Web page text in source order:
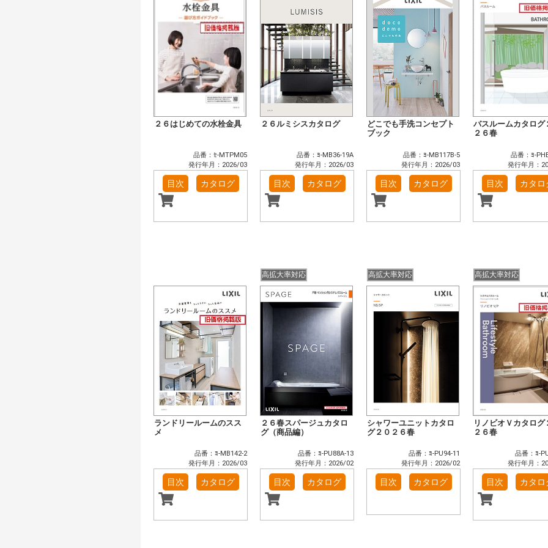
２６はじめての水栓金具
品番：ｾ-MTPM05
発行年月：2026/03
目次 カタログ
２６ルミシスカタログ
品番：ﾖ-MB36-19A
発行年月：2026/03
目次 カタログ
どこでも手洗コンセプト
ブック
品番：ﾖ-MB117B-5
発行年月：2026/03
目次 カタログ
バスルームカタログ
２６春
品番：ﾖ-
発行年月：
目次 カタロ
ランドリールームのスス
メ
品番：ﾖ-MB142-2
発行年月：2026/03
目次 カタログ
高拡大率対応
２６春スパージュカタロ
グ（商品編）
品番：ﾖ-PU88A-13
発行年月：2026/02
目次 カタログ
高拡大率対応
シャワーユニットカタロ
グ２０２６春
品番：ﾖ-PU94-11
発行年月：2026/02
目次 カタログ
高拡大率対応
リノビオＶカタログ
２６春
品番：ﾖ-
発行年月：
目次 カタロ